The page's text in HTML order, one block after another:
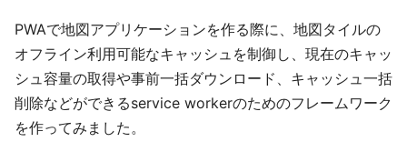
PWAで地図アプリケーションを作る際に、地図タイルの
オフライン利用可能なキャッシュを制御し、現在のキャッ
シュ容量の取得や事前一括ダウンロード、キャッシュ一括
削除などができるservice workerのためのフレームワーク
を作ってみました。